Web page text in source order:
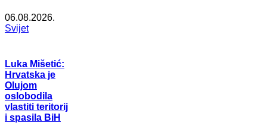
06.08.2026.
Svijet
Luka Mišetić:
Hrvatska je
Olujom
oslobodila
vlastiti teritorij
i spasila BiH